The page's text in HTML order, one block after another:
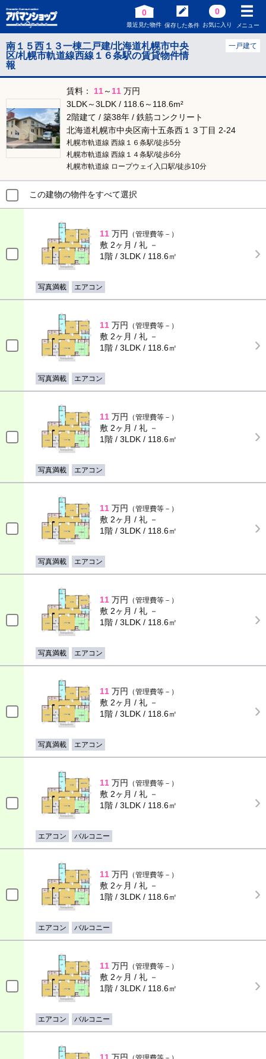
0
最近見た物件 保存した条件
0
お気に入り メニュー
南１５西１３一棟二戸建/北海道札幌市中央
区/札幌市軌道線西線１６条駅の賃貸物件情
報
一戸建て
賃料： 11～ 11 万円
3LDK～3LDK / 118.6～118.6m²
2階建て / 築38年 / 鉄筋コンクリート
北海道札幌市中央区南十五条西１３丁目 2-24
札幌市軌道線 西線１６条駅/徒歩5分
札幌市軌道線 西線１４条駅/徒歩6分
札幌市軌道線 ロープウェイ入口駅/徒歩10分
この建物の物件をすべて選択
11 万円 （管理費等－）
敷 2ヶ月 / 礼 －
1階 / 3LDK / 118.6㎡
写真満載 エアコン
11 万円 （管理費等－）
敷 2ヶ月 / 礼 －
1階 / 3LDK / 118.6㎡
写真満載 エアコン
11 万円 （管理費等－）
敷 2ヶ月 / 礼 －
1階 / 3LDK / 118.6㎡
写真満載 エアコン
11 万円 （管理費等－）
敷 2ヶ月 / 礼 －
1階 / 3LDK / 118.6㎡
写真満載 エアコン
11 万円 （管理費等－）
敷 2ヶ月 / 礼 －
1階 / 3LDK / 118.6㎡
写真満載 エアコン
11 万円 （管理費等－）
敷 2ヶ月 / 礼 －
1階 / 3LDK / 118.6㎡
写真満載 エアコン
11 万円 （管理費等－）
敷 2ヶ月 / 礼 －
1階 / 3LDK / 118.6㎡
エアコン バルコニー
11 万円 （管理費等－）
敷 2ヶ月 / 礼 －
1階 / 3LDK / 118.6㎡
エアコン バルコニー
11 万円 （管理費等－）
敷 2ヶ月 / 礼 －
1階 / 3LDK / 118.6㎡
エアコン バルコニー